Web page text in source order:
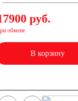
руб.
обмене
В корзину